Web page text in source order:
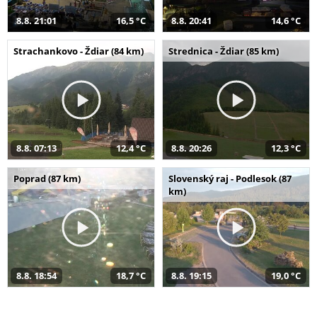
8.8. 21:01 16,5 °C 8.8. 20:41 14,6 °C
Strachankovo - Ždiar (84 km)
8.8. 07:13 12,4 °C
Strednica - Ždiar (85 km)
8.8. 20:26 12,3 °C
Poprad (87 km)
8.8. 18:54 18,7 °C
Slovenský raj - Podlesok (87
km)
8.8. 19:15 19,0 °C